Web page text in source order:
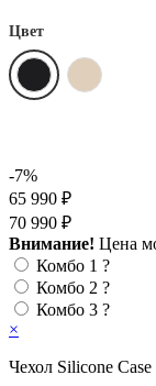
Цвет
-7%
65 990 ₽
70 990 ₽
Внимание! Цена
Комбо 1 ?
Комбо 2 ?
Комбо 3 ?
×
Чехол Silicone